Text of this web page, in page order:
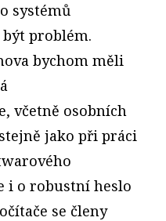
systémů
být problém.
bychom měli
včetně osobních
jako při práci
i o robustní heslo
se členy